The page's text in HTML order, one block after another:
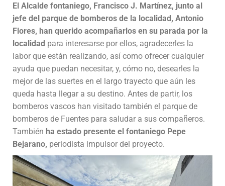
El Alcalde fontaniego, Francisco J. Martínez, junto al
jefe del parque de bomberos de la localidad, Antonio
Flores, han querido acompañarlos en su parada por la
localidad para interesarse por ellos, agradecerles la
labor que están realizando, así como ofrecer cualquier
ayuda que puedan necesitar, y, cómo no, desearles la
mejor de las suertes en el largo trayecto que aún les
queda hasta llegar a su destino. Antes de partir, los
bomberos vascos han visitado también el parque de
bomberos de Fuentes para saludar a sus compañeros.
También ha estado presente el fontaniego Pepe
Bejarano, periodista impulsor del proyecto.